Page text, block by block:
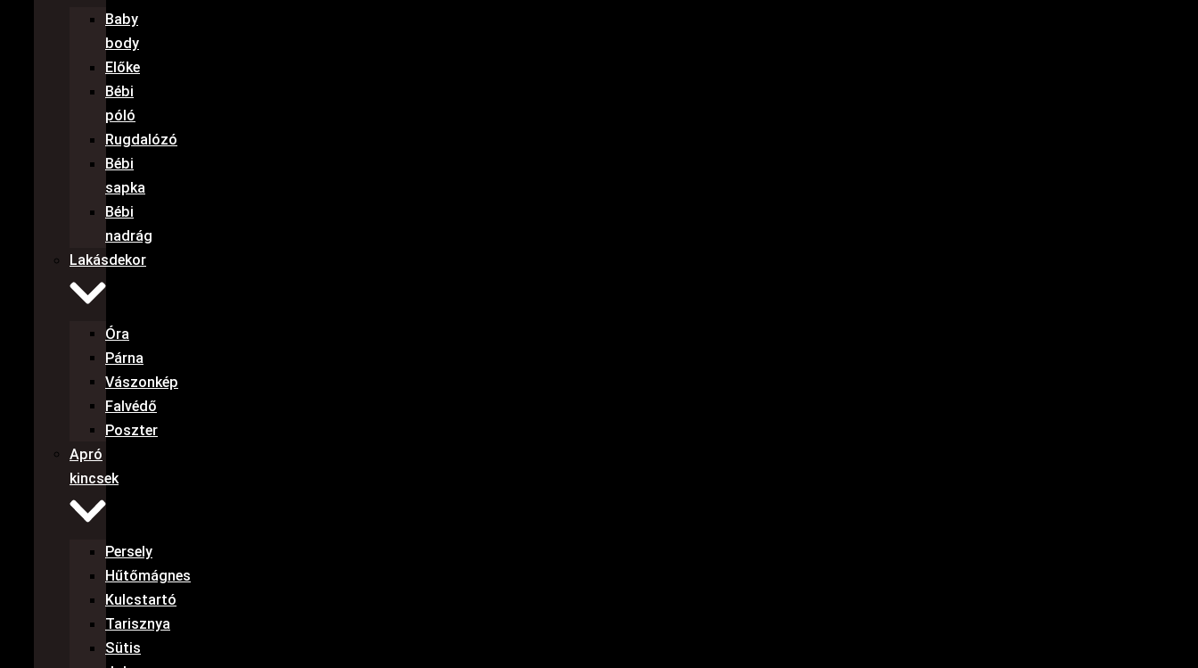
Baby
body
Előke
Bébi
póló
Rugdalózó
Bébi
sapka
Bébi
nadrág
Lakásdekor
Óra
Párna
Vászonkép
Falvédő
Poszter
Apró
kincsek
Persely
Hűtőmágnes
Kulcstartó
Tarisznya
Sütis